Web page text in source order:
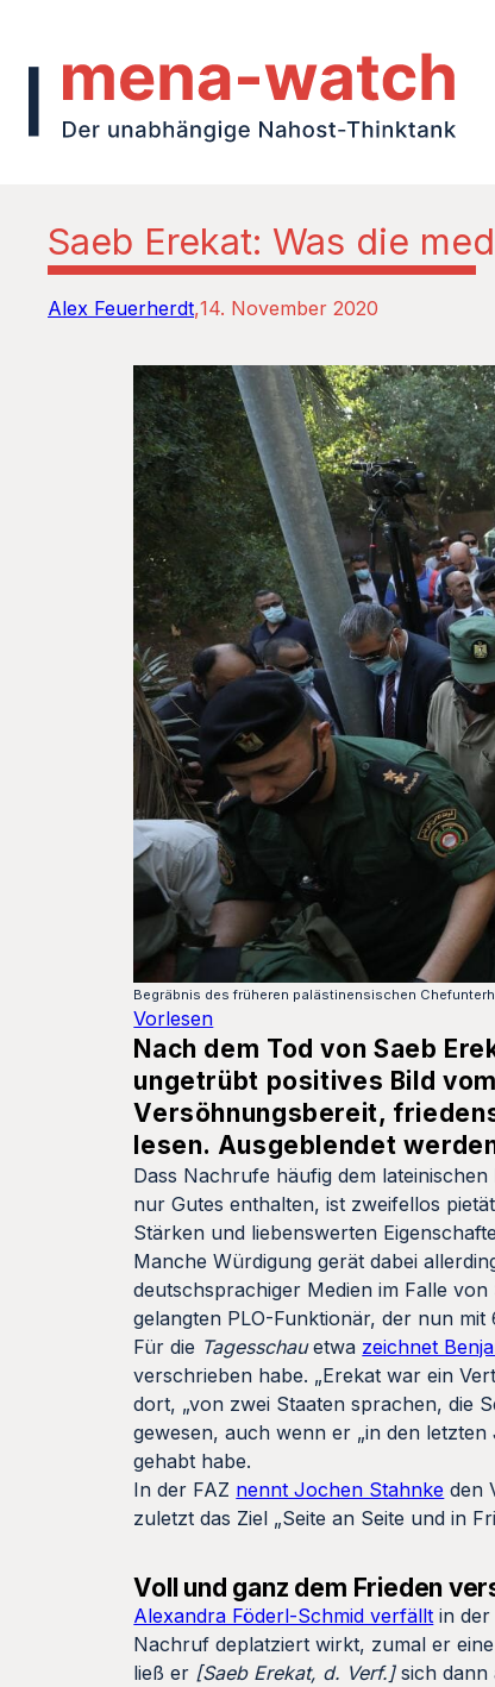
Saeb Erekat: Was die
Alex Feuerherdt 14. November 2020
Begräbnis des früheren palästinensischen
Vorlesen
Nach dem Tod von Saeb
ungetrübt positives Bild
Versöhnungsbereit,
lesen. Ausgeblendet
Dass Nachrufe häufig dem
nur Gutes enthalten, ist zweifellos
Stärken und liebenswerten
Manche Würdigung gerät dabei
deutschsprachiger Medien im Falle
gelangten PLO-Funktionär, der nun
Für die Tagesschauetwa zeichnet
verschrieben habe. „Erekat war ein
dort, „von zwei Staaten sprachen, die
gewesen, auch wenn er „in den
gehabt habe.
In der FAZ nennt Jochen Stahnke den
zuletzt das Ziel „Seite an Seite und in
Voll und ganz dem Frieden
Alexandra Föderl-Schmid verfällt in der
Nachruf deplatziert wirkt, zumal er
ließ er [Saeb Erekat, d. Verf.]sich dann